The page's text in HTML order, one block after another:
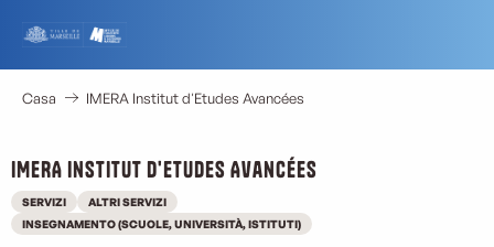
contenu
principal
Casa IMERA Institut d'Etudes Avancées
IMERA Institut d'Etudes Avancées
SERVIZI
ALTRI SERVIZI
INSEGNAMENTO (SCUOLE, UNIVERSITÀ, ISTITUTI)